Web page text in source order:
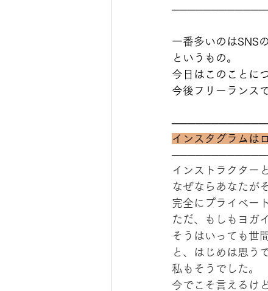
一番多いのはSNS
というもの。
今日はこのことに
今後フリーランス
インスタグラムは
インストラクター
なぜならあなたが
完全にプライベー
ただ、もしもヨガ
そうはいっても世
と、はじめは思う
私もそうでした。
今でこそ言えるけ